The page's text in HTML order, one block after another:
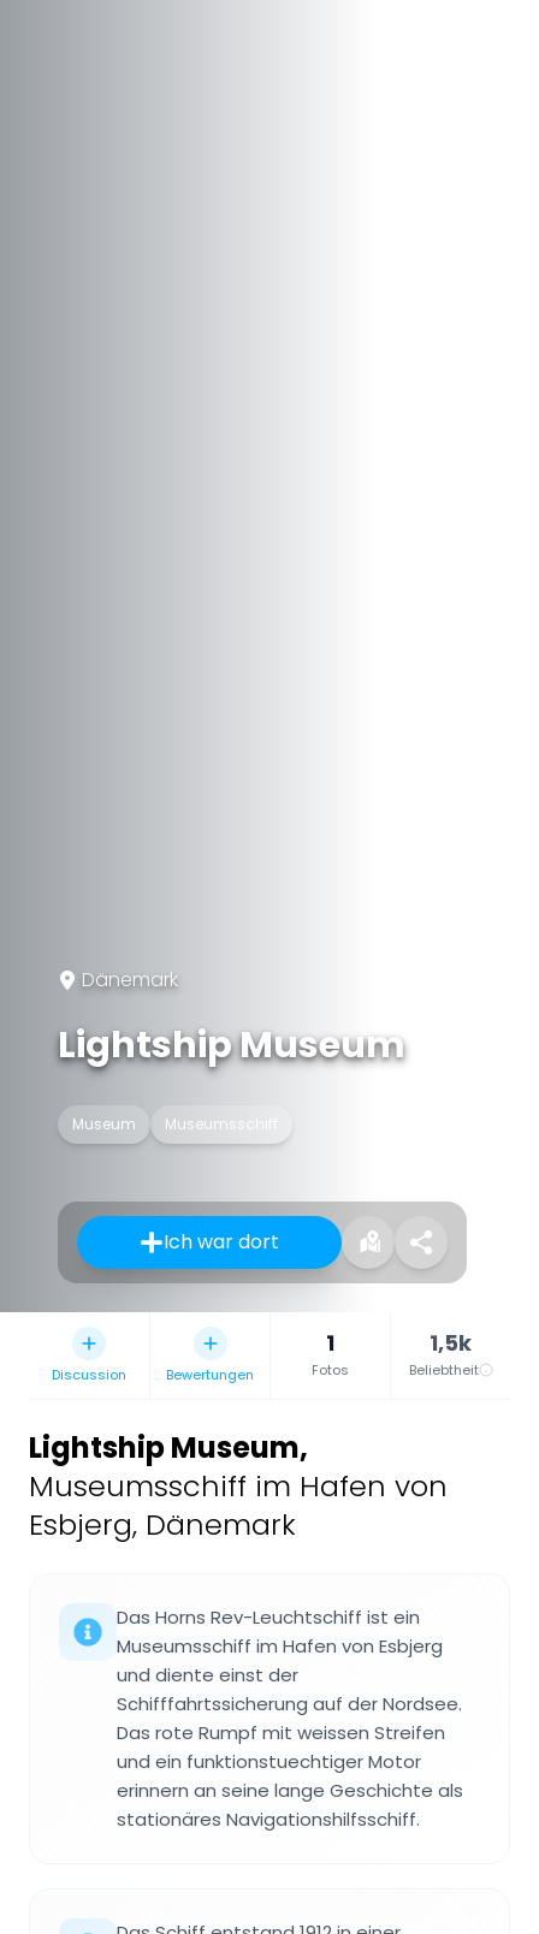
Dänemark
Lightship Museum
Museum Museumsschiff
Ich war dort
Discussion Bewertungen
1
Fotos
1,5k
Beliebtheit
Lightship Museum,
Museumsschiff im Hafen von
Esbjerg, Dänemark
Das Horns Rev-Leuchtschiff ist ein
Museumsschiff im Hafen von Esbjerg
und diente einst der
Schifffahrtssicherung auf der Nordsee.
Das rote Rumpf mit weissen Streifen
und ein funktionstuechtiger Motor
erinnern an seine lange Geschichte als
stationäres Navigationshilfsschiff.